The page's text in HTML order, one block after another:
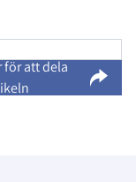
för att dela